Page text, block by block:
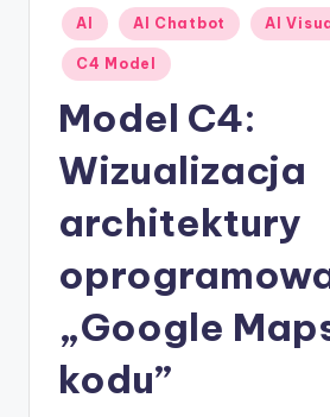
A
Posted
in
AI AI Chatbot AI
C4 Model
Model C4:
Wizualizacja
architektury
„Google
kodu”